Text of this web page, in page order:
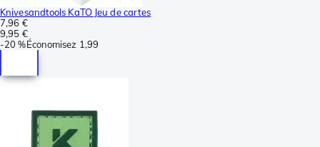
Knivesandtools KaTO Jeu de cartes
7,96 €
9,95 €
-20 %Économisez 1,99